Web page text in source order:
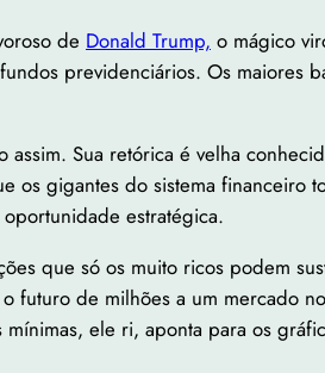
de Donald Trump, o mágico
previdenciários. Os maiores
Sua retórica é velha
os gigantes do sistema financeiro
estratégica.
que só os muito ricos podem
futuro de milhões a um mercado
ele ri, aponta para os